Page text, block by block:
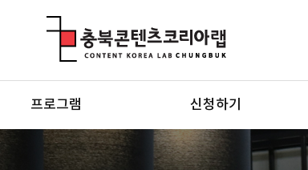
프로그램 신청하기